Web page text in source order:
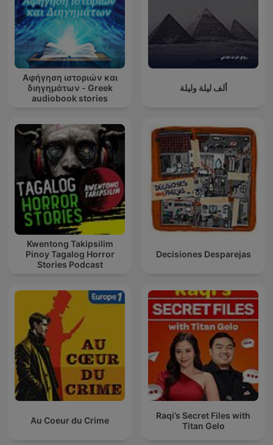
Αφήγηση ιστοριών και
διηγημάτων - Greek
audiobook stories
ألف ليلة وليلة
Kwentong Takipsilim
Pinoy Tagalog Horror
Stories Podcast
Decisiones Desparejas
Au Coeur du Crime
Raqi’s Secret Files with
Titan Gelo